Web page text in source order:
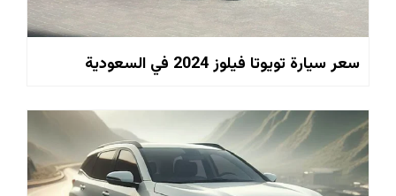
سعر سيارة تويوتا فيلوز 2024 في السعودية